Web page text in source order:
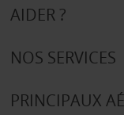
AIDER ?
NOS SERVICES
PRINCIPAUX